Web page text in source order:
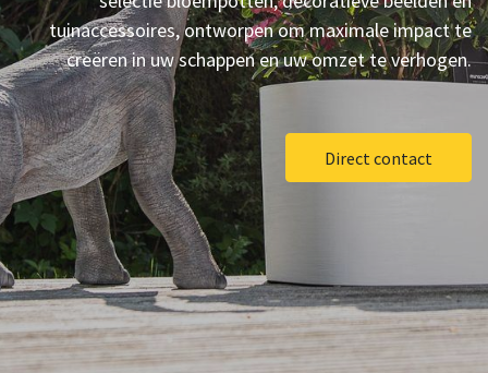
tuinaccessoires, ontworpen om maximale impact te
creëren in uw schappen en uw omzet te verhogen.
Direct contact